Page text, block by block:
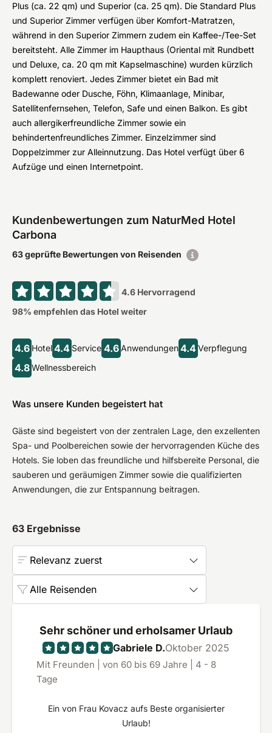
Plus (ca. 22 qm) und Superior (ca. 25 qm). Die Standard Plus
und Superior Zimmer verfügen über Komfort-Matratzen,
während in den Superior Zimmern zudem ein Kaffee-/Tee-Set
bereitsteht. Alle Zimmer im Haupthaus (Oriental mit Rundbett
und Deluxe, ca. 20 qm mit Kapselmaschine) wurden kürzlich
komplett renoviert. Jedes Zimmer bietet ein Bad mit
Badewanne oder Dusche, Föhn, Klimaanlage, Minibar,
Satellitenfernsehen, Telefon, Safe und einen Balkon. Es gibt
auch allergikerfreundliche Zimmer sowie ein
behindertenfreundliches Zimmer. Einzelzimmer sind
Doppelzimmer zur Alleinnutzung. Das Hotel verfügt über 6
Aufzüge und einen Internetpoint.
Kundenbewertungen zum NaturMed Hotel
Carbona
63 geprüfte Bewertungen von Reisenden
4.6 Hervorragend
98% empfehlen das Hotel weiter
4.6 Hotel4.4 Service 4.6 Anwendungen4.4Verpflegung
4.8 Wellnessbereich
Was unsere Kunden begeistert hat
Gäste sind begeistert von der zentralen Lage, den exzellenten
Spa- und Poolbereichen sowie der hervorragenden Küche des
Hotels. Sie loben das freundliche und hilfsbereite Personal, die
sauberen und geräumigen Zimmer sowie die qualifizierten
Anwendungen, die zur Entspannung beitragen.
63 Ergebnisse
Relevanz zuerst
Alle Reisenden
Sehr schöner und erholsamer Urlaub
Gabriele D.Oktober 2025
Mit Freunden | von 60 bis 69 Jahre | 4 - 8
Tage
Ein von Frau Kovacz aufs Beste organisierter
Urlaub!